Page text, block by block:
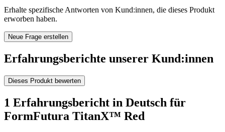
Erhalte spezifische Antworten von Kund:innen, die dieses Produkt
erworben haben.
Neue Frage erstellen
Erfahrungsberichte unserer Kund:innen
Dieses Produkt bewerten
1 Erfahrungsbericht in Deutsch für
FormFutura TitanX™ Red